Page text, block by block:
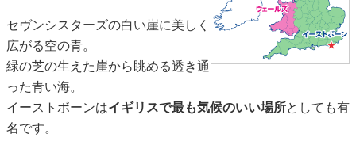
セヴンシスターズの白い崖に美しく
広がる空の青。
緑の芝の生えた崖から眺める透き通
った青い海。
イーストボーンはイギリスで最も気候のいい場所としても有
名です。